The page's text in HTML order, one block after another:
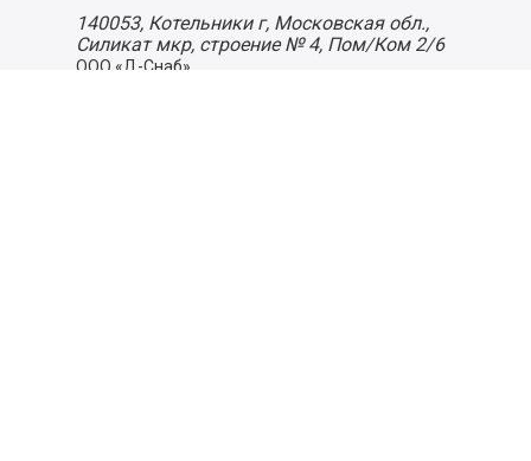
140053, Котельники г, Московская обл.,
Силикат мкр, строение № 4, Пом/Ком 2/6
ООО «Д-Снаб»